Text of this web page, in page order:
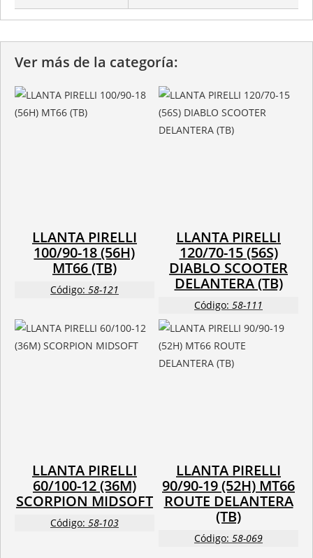
Ver más de la categoría:
LLANTA PIRELLI
100/90-18 (56H)
MT66 (TB)
Código: 58-121
LLANTA PIRELLI
120/70-15 (56S)
DIABLO SCOOTER
DELANTERA (TB)
Código: 58-111
LLANTA PIRELLI
60/100-12 (36M)
SCORPION MIDSOFT
Código: 58-103
LLANTA PIRELLI
90/90-19 (52H) MT66
ROUTE DELANTERA
(TB)
Código: 58-069